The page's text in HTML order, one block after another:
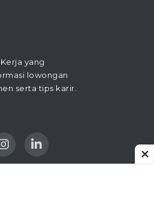
yang
lowongan
serta tips karir.
✕